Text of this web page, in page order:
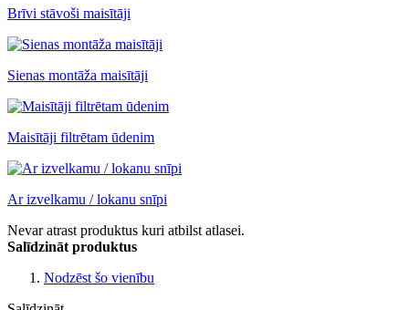
Brīvi stāvoši maisītāji
Sienas montāža maisītāji
Maisītāji filtrētam ūdenim
Ar izvelkamu / lokanu snīpi
Nevar atrast produktus kuri atbilst atlasei.
Salīdzināt produktus
Nodzēst šo vienību